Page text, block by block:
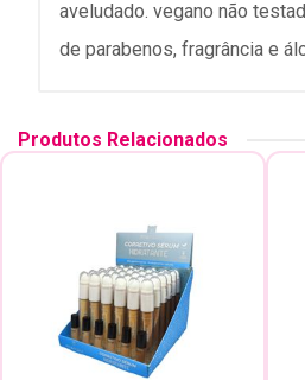
aveludado. vegano não
de parabenos, fragrância e
Produtos Relacionados